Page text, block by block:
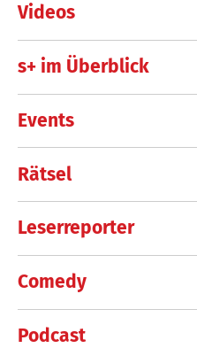
Videos
s+ im Überblick
Events
Rätsel
Leserreporter
Comedy
Podcast